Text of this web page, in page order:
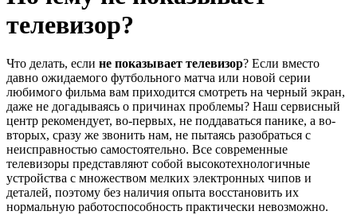
телевизор?
Что делать, если не показывает телевизор? Если вместо
давно ожидаемого футбольного матча или новой серии
любимого фильма вам приходится смотреть на черный экран,
даже не догадываясь о причинах проблемы? Наш сервисный
центр рекомендует, во-первых, не поддаваться панике, а во-
вторых, сразу же звонить нам, не пытаясь разобраться с
неисправностью самостоятельно. Все современные
телевизоры представляют собой высокотехнологичные
устройства с множеством мелких электронных чипов и
деталей, поэтому без наличия опыта восстановить их
нормальную работоспособность практически невозможно.